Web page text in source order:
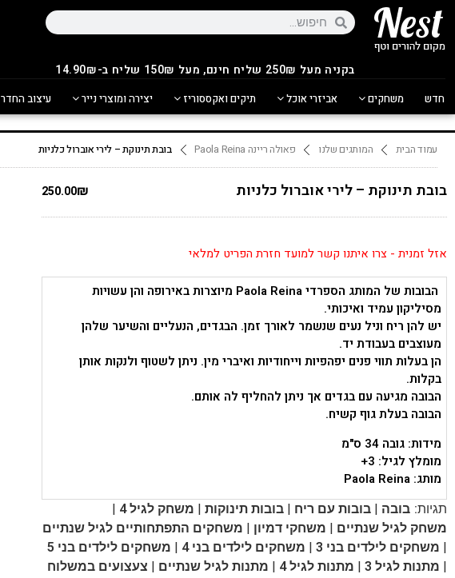
בקניה מעל 250 ₪ שליח חינם, מעל 150₪ שליח ב-14.90₪
חדש משחקים אביזרי אוכל תיקים ואקססוריז יצירה ומוצרי נייר עיצוב החדר
עמוד הבית המותגים שלנו פאולה ריינה Paola Reina בובת תינוקת – לירי אוברול כלניות
בובת תינוקת – לירי אוברול כלניות 250.00₪
אזל זמנית - צרו איתנו קשר למועד חזרת הפריט למלאי
Paola Reina מיוצרות באירופה והן עשויות
מסיליקון עמיד ואיכותי.
יש להן ריח וניל נעים שנשמר לאורך זמן. הבגדים, הנעליים והשיער שלהן
מעוצבים בעבודת יד.
הן בעלות תווי פנים יפהפיות וייחודיות ואיברי מין. ניתן לשטוף ולנקות אותן
בקלות.
הבובה מגיעה עם בגדים אך ניתן להחליף לה אותם.
הבובה בעלת גוף קשיח.
מידות: גובה 34 ס"מ
מומלץ לגיל: 3+
מותג: Paola Reina
תגיות: בובה | בובות עם ריח | בובות תינוקות | משחק לגיל 4 |
משחק לגיל שנתיים | משחקי דמיון | משחקים התפתחותיים לגיל שנתיים
| משחקים לילדים בני 3 | משחקים לילדים בני 4 | משחקים לילדים בני 5
| מתנות לגיל 3 | מתנות לגיל 4 | מתנות לגיל שנתיים | צעצועים במשלוח